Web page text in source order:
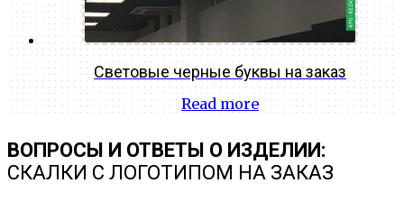
Световые черные буквы на заказ
Read more
ВОПРОСЫ И ОТВЕТЫ О ИЗДЕЛИИ:
СКАЛКИ С ЛОГОТИПОМ НА ЗАКАЗ